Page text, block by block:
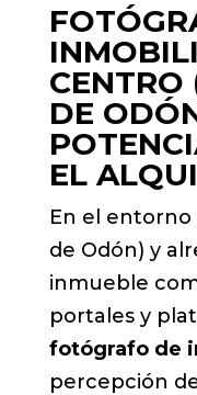
DE
EL
En el entorno
de Odón) y
inmueble
portales y
fotógrafo de
percepción